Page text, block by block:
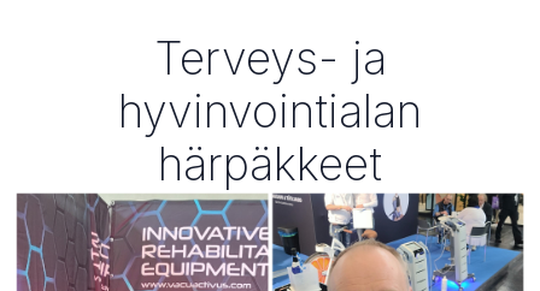
Terveys- ja
hyvinvointialan
härpäkkeet